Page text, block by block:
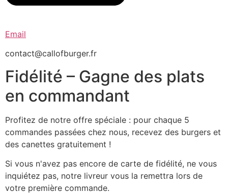
Email
contact@callofburger.fr
Fidélité – Gagne des plats
en commandant
Profitez de notre offre spéciale : pour chaque 5
commandes passées chez nous, recevez des burgers et
des canettes gratuitement !
Si vous n'avez pas encore de carte de fidélité, ne vous
inquiétez pas, notre livreur vous la remettra lors de
votre première commande.